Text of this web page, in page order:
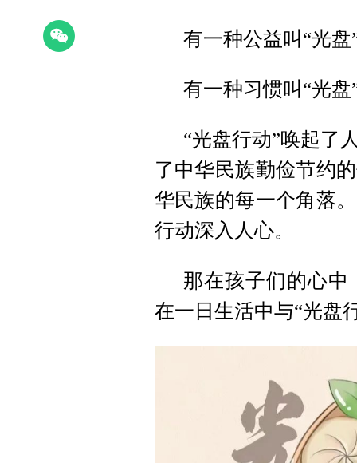
有一种公益叫“光盘
有一种习惯叫“光盘
“光盘行动”唤起了
了中华民族勤俭节约
华民族的每一个角落
行动深入人心。
那在孩子们的心
在一日生活中与“光